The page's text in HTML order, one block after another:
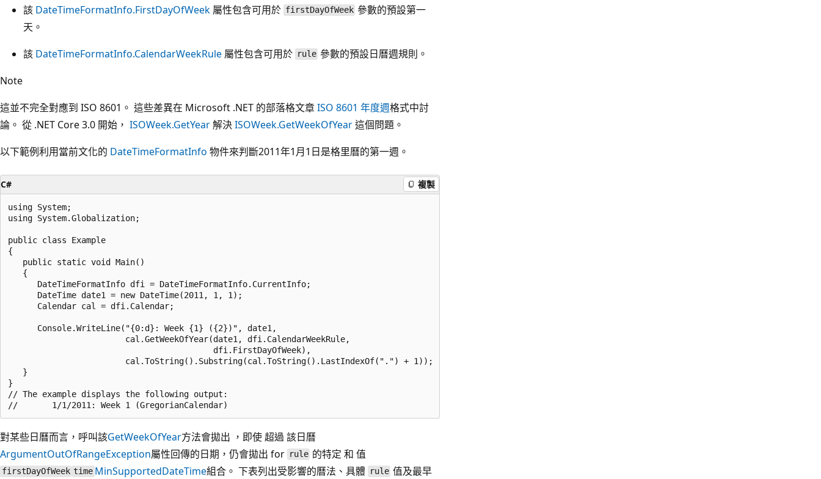
該 DateTimeFormatInfo.FirstDayOfWeek 屬性包含可用於 firstDayOfWeek 參數的預設第一
天。
該 DateTimeFormatInfo.CalendarWeekRule 屬性包含可用於 rule 參數的預設日曆週規則。
Note
這並不完全對應到 ISO 8601。 這些差異在 Microsoft .NET 的部落格文章ISO 8601 年度週格式中討
論。 從 .NET Core 3.0 開始， ISOWeek.GetYear解決ISOWeek.GetWeekOfYear這個問題。
以下範例利用當前文化的 DateTimeFormatInfo 物件來判斷2011年1月1日是格里曆的第一週。
C# 複製
using System;
using System.Globalization;
public class Example
{
   public static void Main()
   {
      DateTimeFormatInfo dfi = DateTimeFormatInfo.CurrentInfo;
      DateTime date1 = new DateTime(2011, 1, 1);
      Calendar cal = dfi.Calendar;
      Console.WriteLine("{0:d}: Week {1} ({2})", date1,
                        cal.GetWeekOfYear(date1, dfi.CalendarWeekRule,
                                          dfi.FirstDayOfWeek),
                        cal.ToString().Substring(cal.ToString().LastIndexOf(".") + 1));
   }
}
// The example displays the following output:
對某些日曆而言，呼叫該GetWeekOfYear方法會拋出 ，即使 超過 該日曆
ArgumentOutOfRangeException屬性回傳的日期，仍會拋出 for rule 的特定 和 值
firstDayOfWeek timeMinSupportedDateTime組合。 下表列出受影響的曆法、具體 rule 值及最早